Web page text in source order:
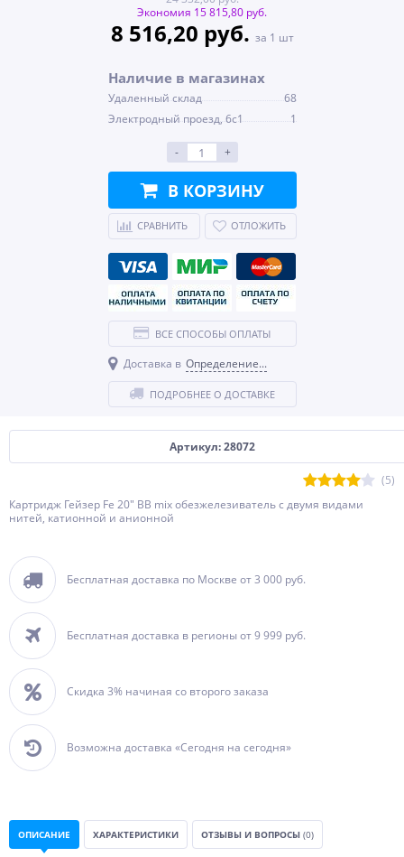
Артикул: 28072
(5)
Картридж Гейзер Fe 20" BB mix обезжелезиватель с двумя видами
нитей, катионной и анионной
Бесплатная доставка по Москве от 3 000 руб.
Бесплатная доставка в регионы от 9 999 руб.
Скидка 3% начиная со второго заказа
Возможна доставка «Сегодня на сегодня»
Экономия 15 815,80 руб.
8 516,20 руб. за 1 шт
Наличие в магазинах
Удаленный склад
68
Электродный проезд, 6с1
1
- +
В КОРЗИНУ
СРАВНИТЬ ОТЛОЖИТЬ
ВСЕ СПОСОБЫ ОПЛАТЫ
Доставка в Определение...
ПОДРОБНЕЕ О ДОСТАВКЕ
ОПИСАНИЕ ХАРАКТЕРИСТИКИ ОТЗЫВЫ И ВОПРОСЫ (0)